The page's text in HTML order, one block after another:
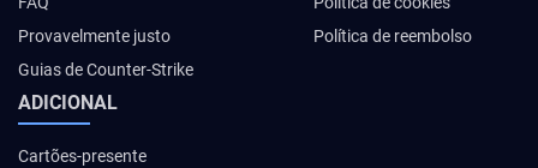
Provavelmente justo
Guias de Counter-Strike
Política de reembolso
ADICIONAL
Cartões-presente